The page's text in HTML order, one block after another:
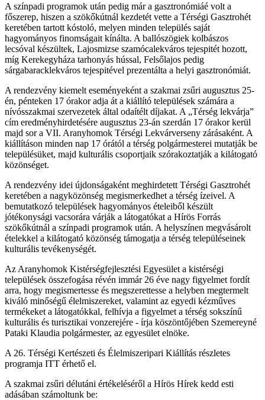
A színpadi programok után pedig már a gasztronómiáé volt a
főszerep, hiszen a szökőkútnál kezdetét vette a Térségi Gasztrohét
keretében tartott kóstoló, melyen minden település saját
hagyományos finomságait kínálta. A ballószögiek kolbászos
lecsóval készültek, Lajosmizse szamócalekváros tejespitét hozott,
míg Kerekegyháza tarhonyás hússal, Felsőlajos pedig
sárgabaracklekváros tejespitével prezentálta a helyi gasztronómiát.
A rendezvény kiemelt eseményeként a szakmai zsűri augusztus 25-
én, pénteken 17 órakor adja át a kiállító települések számára a
nívósszakmai szervezetek által odaítélt díjakat. A „Térség lekvárja”
cím eredményhirdetésére augusztus 23-án szerdán 17 órakor kerül
majd sor a VII. Aranyhomok Térségi Lekvárverseny zárásaként. A
kiállításon minden nap 17 órától a térség polgármesterei mutatják be
településüket, majd kulturális csoportjaik szórakoztatják a kilátogató
közönséget.
A rendezvény idei újdonságaként meghirdetett Térségi Gasztrohét
keretében a nagyközönség megismerkedhet a térség ízeivel. A
bemutatkozó települések hagyományos ételeiből készült
jótékonysági vacsorára várják a látogatókat a Hírös Forrás
szökőkútnál a színpadi programok után. A helyszínen megvásárolt
ételekkel a kilátogató közönség támogatja a térség településeinek
kulturális tevékenységét.
Az Aranyhomok Kistérségfejlesztési Egyesület a kistérségi
települések összefogása révén immár 26 éve nagy figyelmet fordít
arra, hogy megismertesse és megszerettesse a helyben megtermelt
kiváló minőségű élelmiszereket, valamint az egyedi kézműves
termékeket a látogatókkal, felhívja a figyelmet a térség sokszínű
kulturális és turisztikai vonzerejére - írja köszöntőjében Szemereyné
Pataki Klaudia polgármester, az egyesület elnöke.
A 26. Térségi Kertészeti és Élelmiszeripari Kiállítás részletes
programja ITT érhető el.
A szakmai zsűri délutáni értékeléséről a Hírös Hírek kedd esti
adásában számoltunk be: